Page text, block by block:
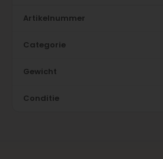
Artikelnummer
Categorie
Gewicht
Conditie